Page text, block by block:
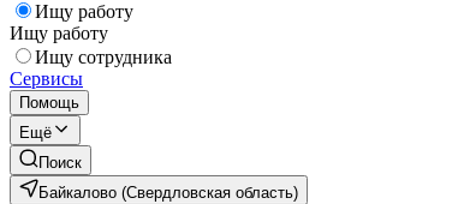
Ищу работу
Ищу работу
Ищу сотрудника
Сервисы
Помощь
Ещё
Поиск
Байкалово (Свердловская область)